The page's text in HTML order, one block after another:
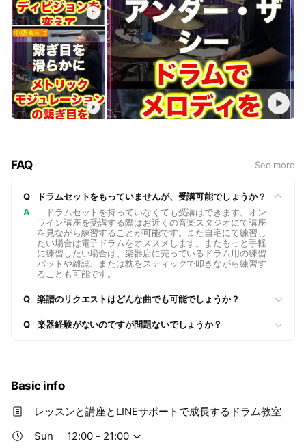
FAQ See more
Q
ドラムセットをもっていませんが、受講可能でしょうか？
A
ドラムセットを持っていなくても受講はできます。オン
ライン講座を受講する際はお近くの音楽スタジオにて講座
を見ながら練習することが可能です。また自宅にて練習し
たい場合は電子ドラムをオススメします。またもっと手軽
に練習したい場合は、楽器店に売っているドラム用の練習
パッドや雑誌、または枕をスティックで叩きながら練習す
ることも可能です。
Q 楽譜のリクエストはどんな曲でも可能でしょうか？
Q 楽器経験がないのですが問題ないでしょうか？
Basic info
レッスンと講座とLINEサポートで成長するドラム教室
Sun
12:00 - 21:00